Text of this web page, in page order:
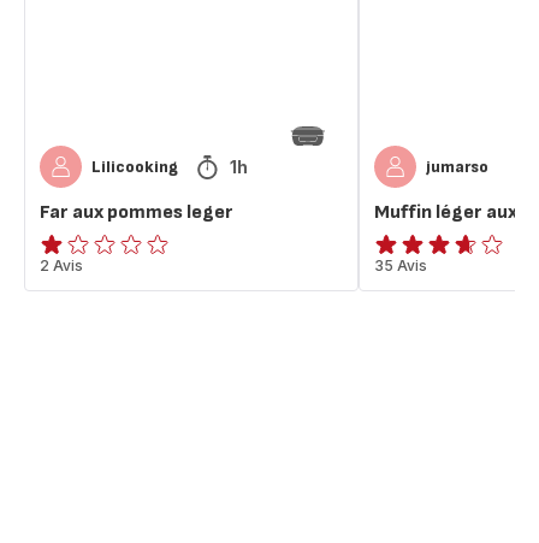
Lilicooking 1h
Far aux pommes leger
Avis
1
2 Avis
jumarso
Muffin léger aux
ratings.3.6
35 Avis